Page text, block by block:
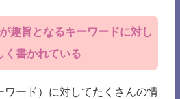
趣旨となるキーワードに対し
く書かれている
ワード）に対してたくさんの情